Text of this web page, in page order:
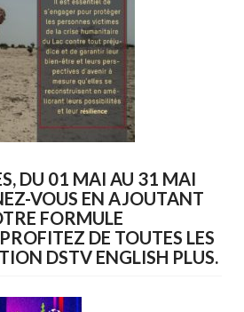
DU 01 MAI AU 31 MAI
VOUS EN AJOUTANT
FORMULE
DE TOUTES LES
DSTV ENGLISH PLUS.